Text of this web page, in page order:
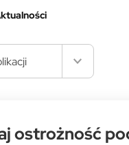
ostrożność